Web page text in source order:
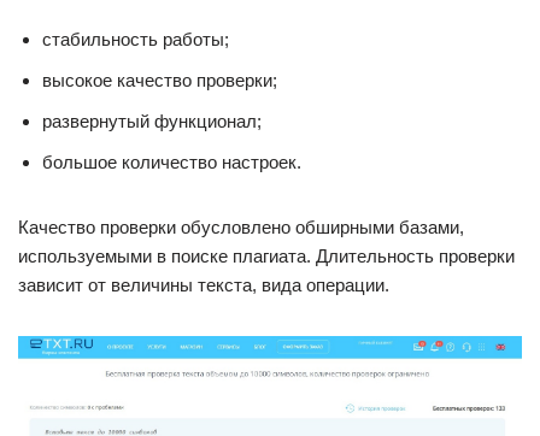
стабильность работы;
высокое качество проверки;
развернутый функционал;
большое количество настроек.
Качество проверки обусловлено обширными базами,
используемыми в поиске плагиата. Длительность проверки
зависит от величины текста, вида операции.